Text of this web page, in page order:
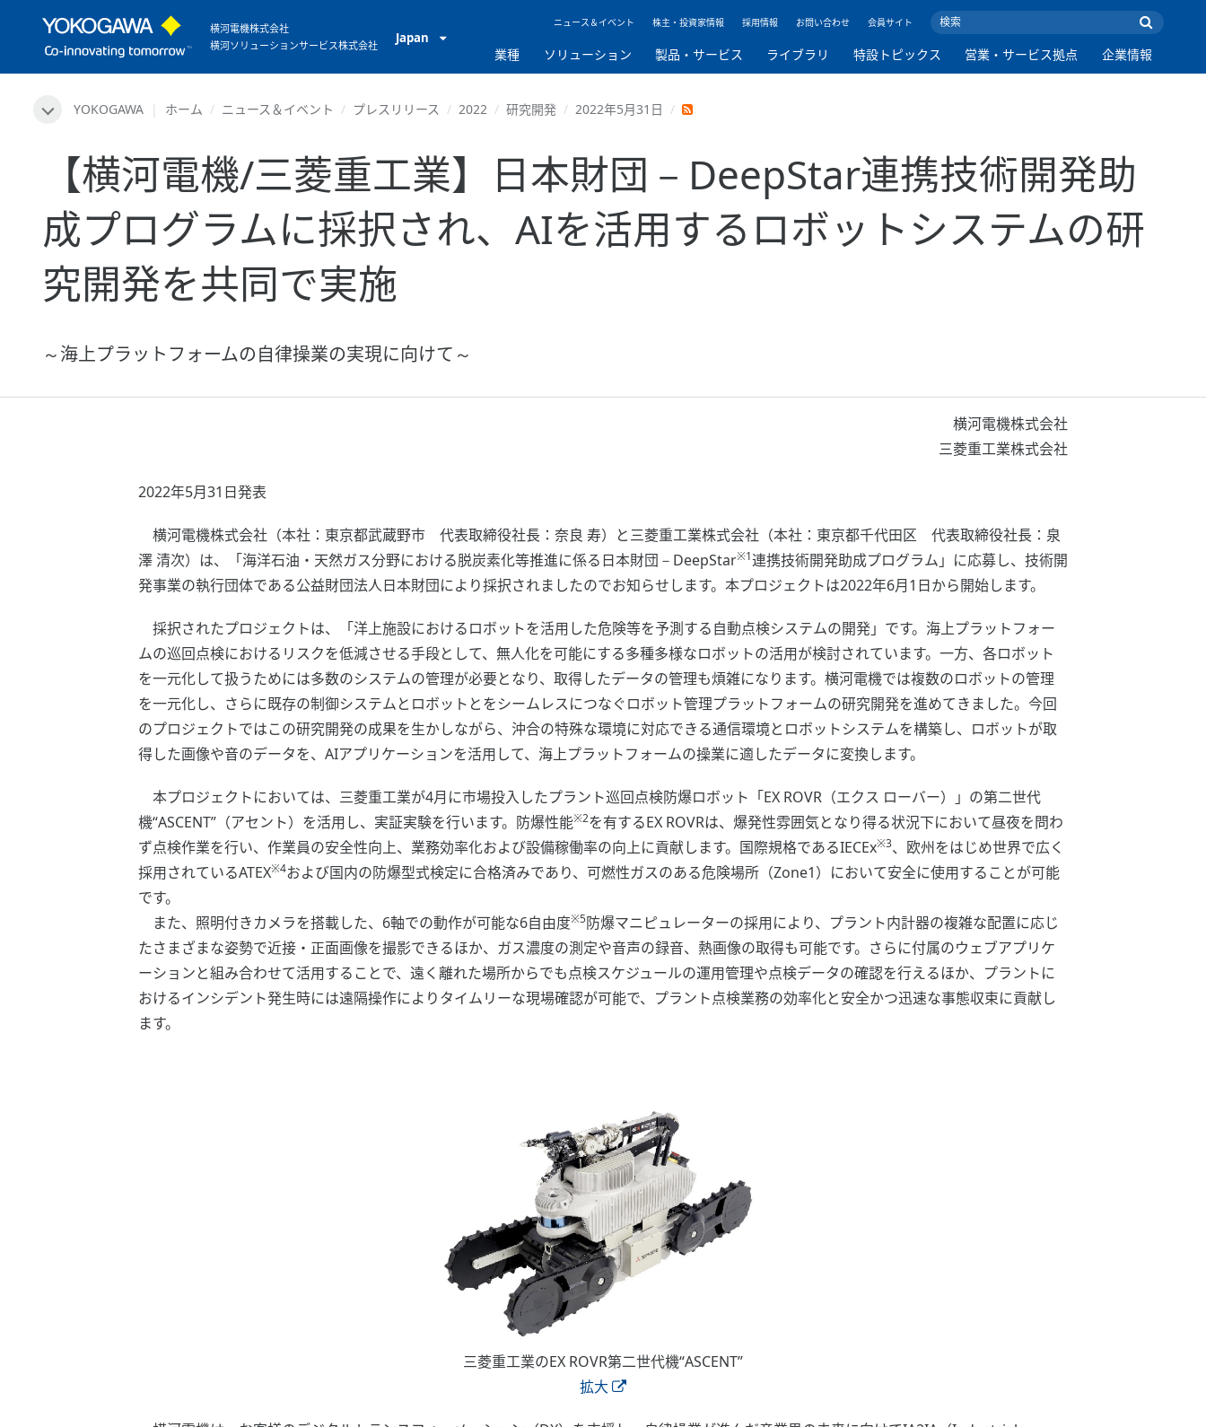
横河電機株式会社
横河ソリューションサービス株式会社
Japan
ニュース＆イベント 株主・投資家情報 採用情報 お問い合わせ 会員サイト
業種 ソリューション 製品・サービス ライブラリ 特設トピックス 営業・サービス拠点 企業情報
YOKOGAWA ホーム ニュース＆イベント プレスリリース 2022 研究開発 2022年5月31日
【横河電機/三菱重工業】日本財団－DeepStar連携技術開発助
成プログラムに採択され、AIを活用するロボットシステムの研
究開発を共同で実施
～海上プラットフォームの自律操業の実現に向けて～
横河電機株式会社
三菱重工業株式会社
2022年5月31日発表
横河電機株式会社（本社：東京都武蔵野市 代表取締役社長：奈良 寿）と三菱重工業株式会社（本社：東京都千代田区 代表取締役社長：泉
澤 清次）は、「海洋石油・天然ガス分野における脱炭素化等推進に係る日本財団－DeepStar※1連携技術開発助成プログラム」に応募し、技術開
発事業の執行団体である公益財団法人日本財団により採択されましたのでお知らせします。本プロジェクトは2022年6月1日から開始します。
採択されたプロジェクトは、「洋上施設におけるロボットを活用した危険等を予測する自動点検システムの開発」です。海上プラットフォー
ムの巡回点検におけるリスクを低減させる手段として、無人化を可能にする多種多様なロボットの活用が検討されています。一方、各ロボット
を一元化して扱うためには多数のシステムの管理が必要となり、取得したデータの管理も煩雑になります。横河電機では複数のロボットの管理
を一元化し、さらに既存の制御システムとロボットとをシームレスにつなぐロボット管理プラットフォームの研究開発を進めてきました。今回
のプロジェクトではこの研究開発の成果を生かしながら、沖合の特殊な環境に対応できる通信環境とロボットシステムを構築し、ロボットが取
得した画像や音のデータを、AIアプリケーションを活用して、海上プラットフォームの操業に適したデータに変換します。
本プロジェクトにおいては、三菱重工業が4月に市場投入したプラント巡回点検防爆ロボット「EX ROVR（エクス ローバー）」の第二世代
機“ASCENT”（アセント）を活用し、実証実験を行います。防爆性能※2を有するEX ROVRは、爆発性雰囲気となり得る状況下において昼夜を問わ
ず点検作業を行い、作業員の安全性向上、業務効率化および設備稼働率の向上に貢献します。国際規格であるIECEx※3、欧州をはじめ世界で広く
採用されているATEX※4および国内の防爆型式検定に合格済みであり、可燃性ガスのある危険場所（Zone1）において安全に使用することが可能
です。
また、照明付きカメラを搭載した、6軸での動作が可能な6自由度※5防爆マニピュレーターの採用により、プラント内計器の複雑な配置に応じ
たさまざまな姿勢で近接・正面画像を撮影できるほか、ガス濃度の測定や音声の録音、熱画像の取得も可能です。さらに付属のウェブアプリケ
ーションと組み合わせて活用することで、遠く離れた場所からでも点検スケジュールの運用管理や点検データの確認を行えるほか、プラントに
おけるインシデント発生時には遠隔操作によりタイムリーな現場確認が可能で、プラント点検業務の効率化と安全かつ迅速な事態収束に貢献し
ます。
三菱重工業のEX ROVR第二世代機“ASCENT”
拡大